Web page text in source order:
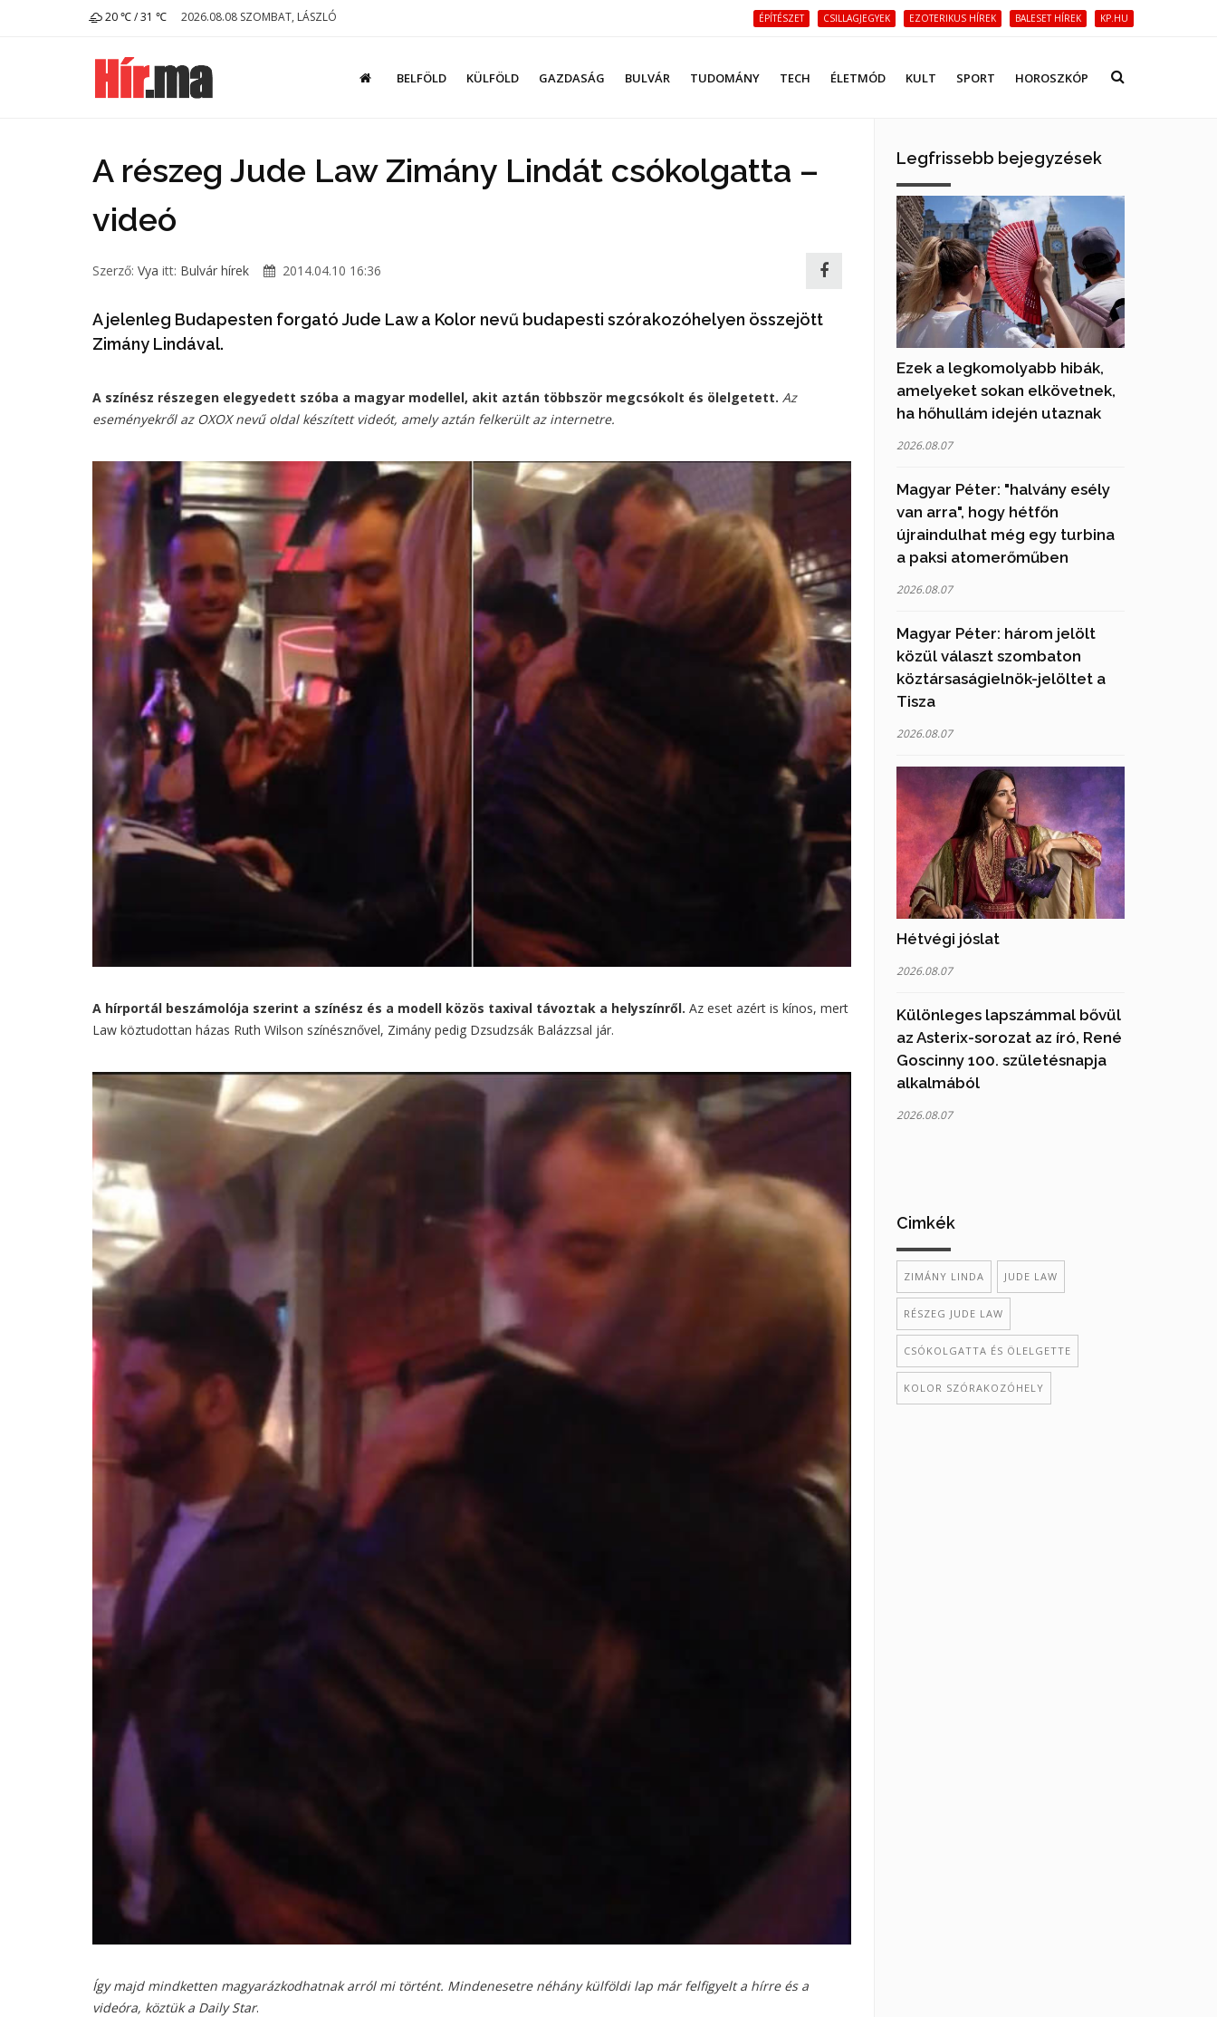
20 ℃ / 31 ℃ 2026.08.08 SZOMBAT, LÁSZLÓ ÉPÍTÉSZET CSILLAGJEGYEK EZOTERIKUS HÍREK BALESET HÍREK KP.HU
BELFÖLD KÜLFÖLD GAZDASÁG BULVÁR TUDOMÁNY TECH ÉLETMÓD KULT SPORT HOROSZKÓP
A részeg Jude Law Zimány Lindát csókolgatta –
videó
Szerző: Vya itt: Bulvár hírek 2014.04.10 16:36
A jelenleg Budapesten forgató Jude Law a Kolor nevű budapesti szórakozóhelyen összejött
Zimány Lindával.
A színész részegen elegyedett szóba a magyar modellel, akit aztán többször megcsókolt és ölelgetett. Az
eseményekről az OXOX nevű oldal készített videót, amely aztán felkerült az internetre.
A hírportál beszámolója szerint a színész és a modell közös taxival távoztak a helyszínről. Az eset azért is kínos, mert
Law köztudottan házas Ruth Wilson színésznővel, Zimány pedig Dzsudzsák Balázzsal jár.
Így majd mindketten magyarázkodhatnak arról mi történt. Mindenesetre néhány külföldi lap már felfigyelt a hírre és a
videóra, köztük a Daily Star.
Legfrissebb bejegyzések
Ezek a legkomolyabb hibák,
amelyeket sokan elkövetnek,
ha hőhullám idején utaznak
2026.08.07
Magyar Péter: "halvány esély
van arra", hogy hétfőn
újraindulhat még egy turbina
a paksi atomerőműben
2026.08.07
Magyar Péter: három jelölt
közül választ szombaton
köztársaságielnök-jelöltet a
Tisza
2026.08.07
Hétvégi jóslat
2026.08.07
Különleges lapszámmal bővül
az Asterix-sorozat az író, René
Goscinny 100. születésnapja
alkalmából
2026.08.07
Cimkék
ZIMÁNY LINDA JUDE LAW
RÉSZEG JUDE LAW
CSÓKOLGATTA ÉS ÖLELGETTE
KOLOR SZÓRAKOZÓHELY